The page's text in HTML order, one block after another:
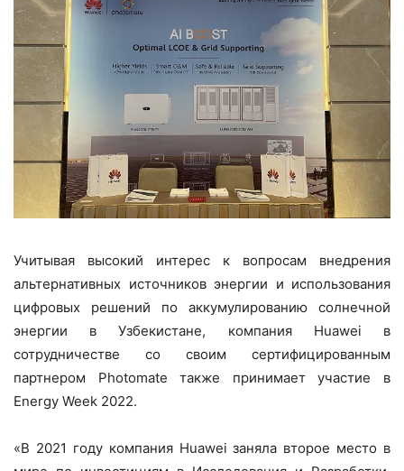
Учитывая высокий интерес к вопросам внедрения
альтернативных источников энергии и использования
цифровых решений по аккумулированию солнечной
энергии в Узбекистане, компания Huawei в
сотрудничестве со своим сертифицированным
партнером Photomate также принимает участие в
Energy Week 2022.
«В 2021 году компания Huawei заняла второе место в